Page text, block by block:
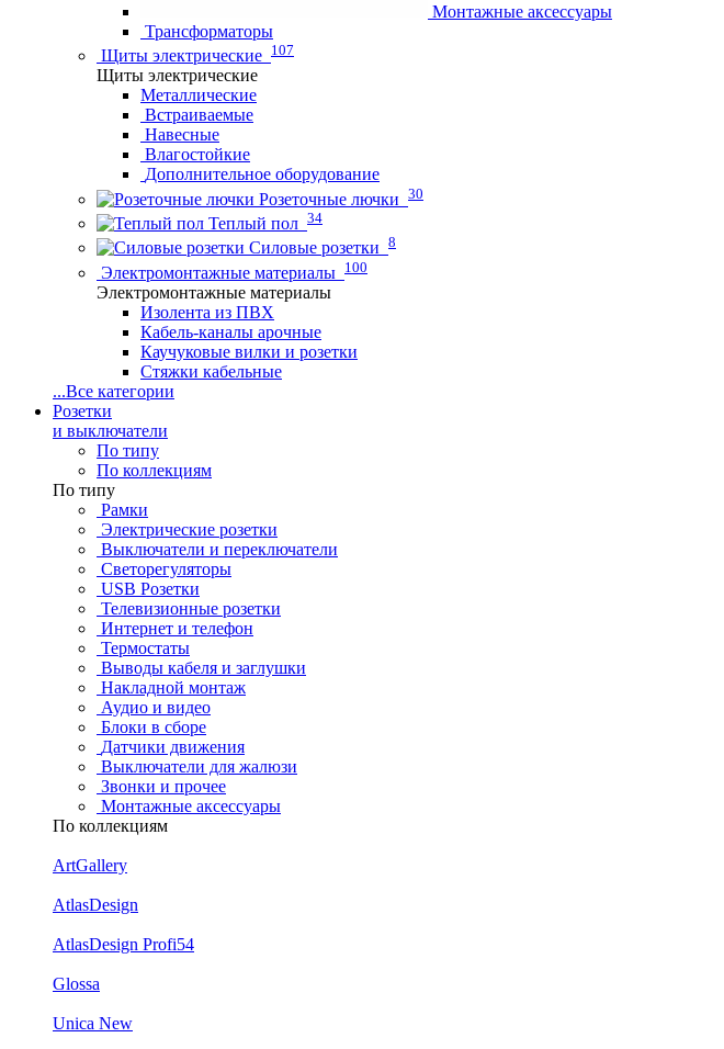
Монтажные аксессуары
Трансформаторы
Щиты электрические 107
Щиты электрические
Металлические
Встраиваемые
Навесные
Влагостойкие
Дополнительное оборудование
Розеточные лючки 30
Теплый пол 34
Силовые розетки 8
Электромонтажные материалы 100
Электромонтажные материалы
Изолента из ПВХ
Кабель-каналы арочные
Каучуковые вилки и розетки
Стяжки кабельные
...Все категории
Розетки
и выключатели
По типу
По коллекциям
По типу
Рамки
Электрические розетки
Выключатели и переключатели
Светорегуляторы
USB Розетки
Телевизионные розетки
Интернет и телефон
Термостаты
Выводы кабеля и заглушки
Накладной монтаж
Аудио и видео
Блоки в сборе
Датчики движения
Выключатели для жалюзи
Звонки и прочее
Монтажные аксессуары
По коллекциям
ArtGallery
AtlasDesign
AtlasDesign Profi54
Glossa
Unica New